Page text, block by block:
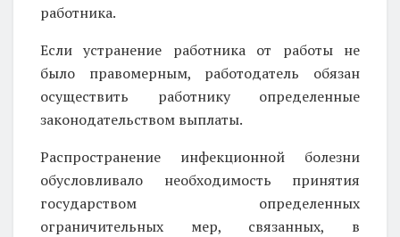
работника.
Если устранение работника от работы не
было правомерным, работодатель обязан
осуществить работнику определенные
законодательством выплаты.
Распространение инфекционной болезни
обусловливало необходимость принятия
государством определенных
ограничительных мер, связанных, в